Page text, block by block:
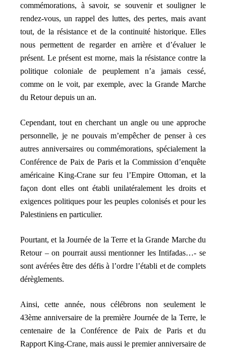
commémorations, à savoir, se souvenir et souligner le
rendez-vous, un rappel des luttes, des pertes, mais avant
tout, de la résistance et de la continuité historique. Elles
nous permettent de regarder en arrière et d’évaluer le
présent. Le présent est morne, mais la résistance contre la
politique coloniale de peuplement n’a jamais cessé,
comme on le voit, par exemple, avec la Grande Marche
du Retour depuis un an.
Cependant, tout en cherchant un angle ou une approche
personnelle, je ne pouvais m’empêcher de penser à ces
autres anniversaires ou commémorations, spécialement la
Conférence de Paix de Paris et la Commission d’enquête
américaine King-Crane sur feu l’Empire Ottoman, et la
façon dont elles ont établi unilatéralement les droits et
exigences politiques pour les peuples colonisés et pour les
Palestiniens en particulier.
Pourtant, et la Journée de la Terre et la Grande Marche du
Retour – on pourrait aussi mentionner les Intifadas…- se
sont avérées être des défis à l’ordre l’établi et de complets
dérèglements.
Ainsi, cette année, nous célébrons non seulement le
43ème anniversaire de la première Journée de la Terre, le
centenaire de la Conférence de Paix de Paris et du
Rapport King-Crane, mais aussi le premier anniversaire de